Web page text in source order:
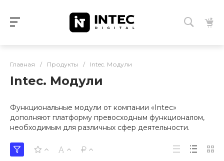
Главная / Продукты / Intec. Модули
Intec. Модули
Функциональные модули от компании «Intec»
дополняют платформу превосходным функционалом,
необходимым для различных сфер деятельности.